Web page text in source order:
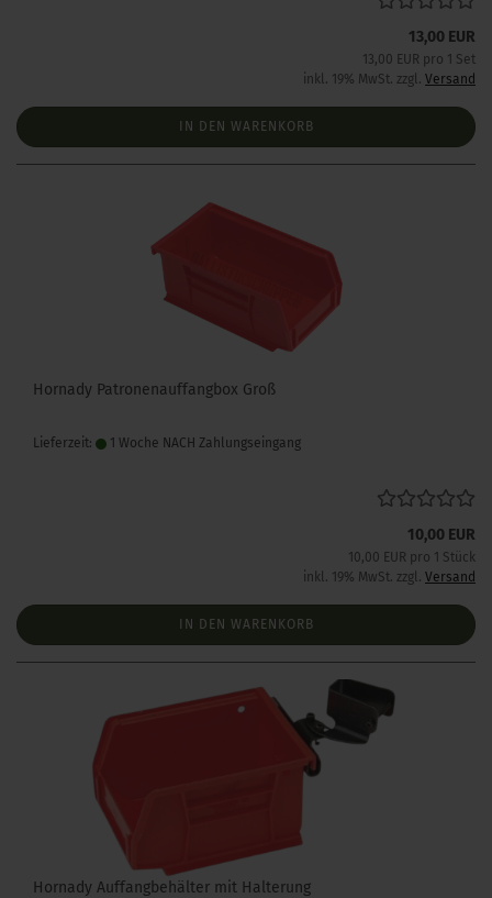
13,00 EUR
13,00 EUR pro 1 Set
inkl. 19% MwSt. zzgl. Versand
IN DEN WARENKORB
Hornady Patronenauffangbox Groß
Lieferzeit: 1 Woche NACH Zahlungseingang
10,00 EUR
10,00 EUR pro 1 Stück
inkl. 19% MwSt. zzgl. Versand
IN DEN WARENKORB
Hornady Auffangbehälter mit Halterung